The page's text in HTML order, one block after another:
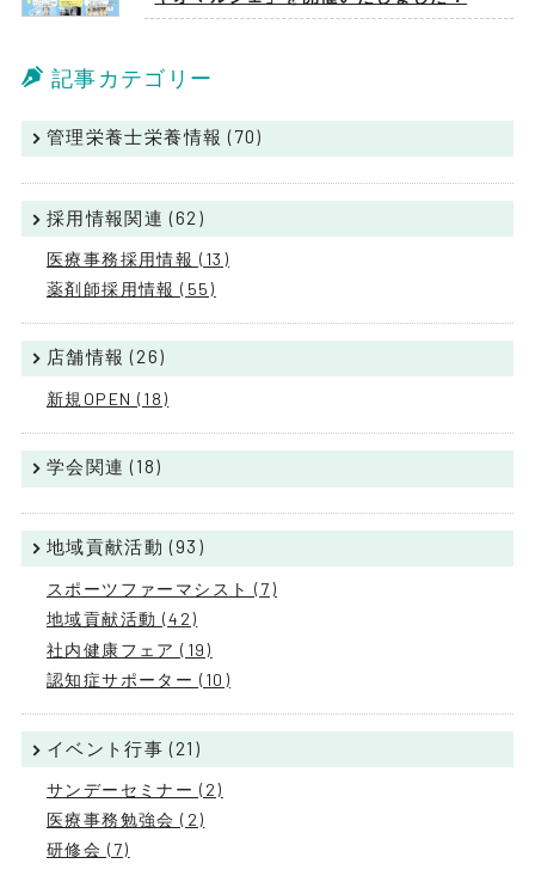
記事カテゴリー
管理栄養士栄養情報 (70)
採用情報関連 (62)
医療事務採用情報 (13)
薬剤師採用情報 (55)
店舗情報 (26)
新規OPEN (18)
学会関連 (18)
地域貢献活動 (93)
スポーツファーマシスト (7)
地域貢献活動 (42)
社内健康フェア (19)
認知症サポーター (10)
イベント行事 (21)
サンデーセミナー (2)
医療事務勉強会 (2)
研修会 (7)